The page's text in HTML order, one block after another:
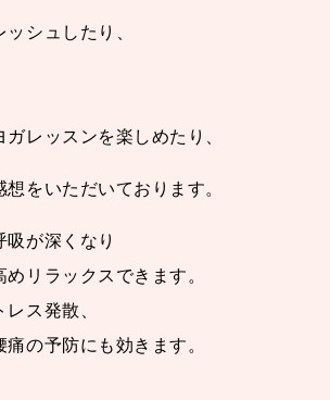
シュしたり、
レッスンを楽しめたり、
をいただいております。
吸が深くなり
リラックスできます。
ス発散、
痛の予防にも効きます。